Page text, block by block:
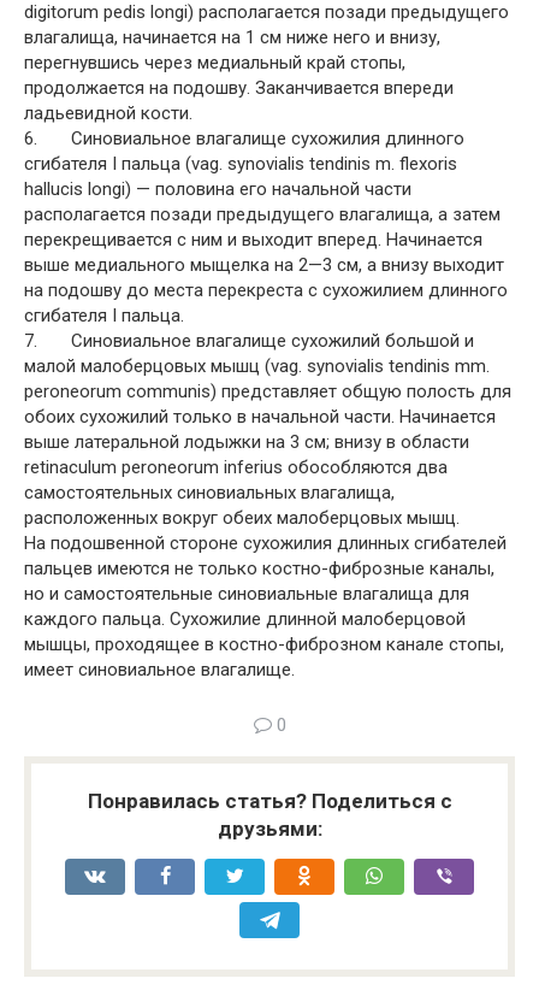
digitorum pedis longi) располагается позади предыдущего
влагалища, начинается на 1 см ниже него и внизу,
перегнувшись через медиальный край стопы,
продолжается на подошву. Заканчивается впереди
ладьевидной кости.
6. Синовиальное влагалище сухожилия длинного
сгибателя I пальца (vag. synovialis tendinis m. flexoris
hallucis longi) — половина его начальной части
располагается позади предыдущего влагалища, а затем
перекрещивается с ним и выходит вперед. Начинается
выше медиального мыщелка на 2—3 см, а внизу выходит
на подошву до места перекреста с сухожилием длинного
сгибателя I пальца.
7. Синовиальное влагалище сухожилий большой и
малой малоберцовых мышц (vag. synovialis tendinis mm.
peroneorum communis) представляет общую полость для
обоих сухожилий только в начальной части. Начинается
выше латеральной лодыжки на 3 см; внизу в области
retinaculum peroneorum inferius обособляются два
самостоятельных синовиальных влагалища,
расположенных вокруг обеих малоберцовых мышц.
На подошвенной стороне сухожилия длинных сгибателей
пальцев имеются не только костно-фиброзные каналы,
но и самостоятельные синовиальные влагалища для
каждого пальца. Сухожилие длинной малоберцовой
мышцы, проходящее в костно-фиброзном канале стопы,
имеет синовиальное влагалище.
0
Понравилась статья? Поделиться с
друзьями: